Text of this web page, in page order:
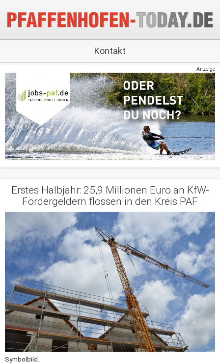
Kontakt
Anzeige
Erstes Halbjahr: 25,9 Millionen Euro an KfW-
Fördergeldern flossen in den Kreis PAF
Symbolbild.